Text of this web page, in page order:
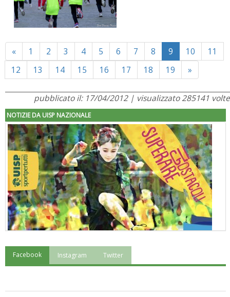
«Previous
1 2 3 4 5 6 7 8 9 10
11
12
13 14 15 16 17 18 19 »
pubblicato il: 17/04/2012 | visualizzato 285141 volte
NOTIZIE DA UISP NAZIONALE
"Superare gli ostacoli": la relazione di Tiziano Pesce al CN Uisp
Facebook Instagram Twitter